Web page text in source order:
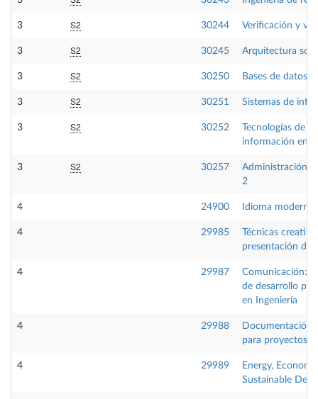
3 S2 30244 Verificación y
3 S2 30245 Arquitectura
3 S2 30250 Bases de datos 2
3 S2 30251 Sistemas de
3 S2 30252
Tecnologías de la
información en
3 S2 30257
Administración
2
4 24900 Idioma moderno
4 29985
Técnicas
presentación de
4 29987
de desarrollo
en Ingeniería
4 29988
Documentación
para proyectos
4 29989
Energy,
Sustainable